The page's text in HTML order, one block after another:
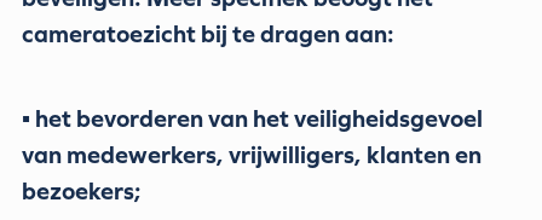
cameratoezicht bij te dragen aan:
▪ het bevorderen van het veiligheidsgevoel
van medewerkers, vrijwilligers, klanten en
bezoekers;